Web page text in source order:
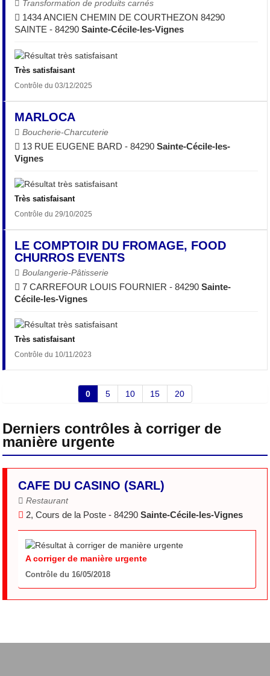
Transformation de produits carnés
1434 ANCIEN CHEMIN DE COURTHEZON 84290
SAINTE - 84290Sainte-Cécile-les-Vignes
Très satisfaisant
Contrôle du 03/12/2025
MARLOCA
Boucherie-Charcuterie
13 RUE EUGENE BARD - 84290Sainte-Cécile-les-
Vignes
Très satisfaisant
Contrôle du 29/10/2025
LE COMPTOIR DU FROMAGE, FOOD
CHURROS EVENTS
Boulangerie-Pâtisserie
7 CARREFOUR LOUIS FOURNIER - 84290Sainte-
Cécile-les-Vignes
Très satisfaisant
Contrôle du 10/11/2023
0 5 10 15 20
Derniers contrôles à corriger de
manière urgente
CAFE DU CASINO (SARL)
Restaurant
2, Cours de la Poste - 84290Sainte-Cécile-les-Vignes
A corriger de manière urgente
Contrôle du 16/05/2018